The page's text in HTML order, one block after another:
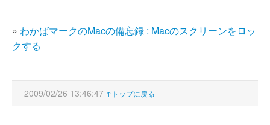
» わかばマークのMacの備忘録 : Macのスクリーンをロッ
クする
2009/02/26 13:46:47 ↑トップに戻る